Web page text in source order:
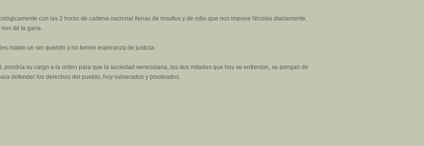
con las 2 horas de cadena nacional llenas de insultos y de odio que nos impone Nicolás diariamente,
dé la gana.
matan un ser querido y no tienen esperanza de justicia.
pondría su cargo a la orden para que la sociedad venezolana, las dos mitades que hoy se enfrentan, se pongan de
defender los derechos del pueblo, hoy vulnerados y pisoteados.